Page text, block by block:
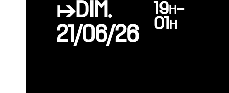
↦DIM.
21/06/26
19h-
01h